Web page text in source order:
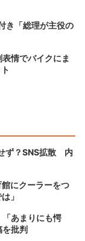
き「総理が主役の
情でバイクにま
ず？SNS拡散 内
にクーラーをつ
」
あまりにも愕
批判